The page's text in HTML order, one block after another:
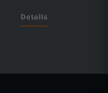
Details